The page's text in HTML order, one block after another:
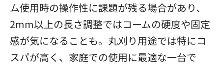
ム使用時の操作性に課題が残る場合があり、
2mm以上の長さ調整ではコームの硬度や固定
感が気になることも。丸刈り用途では特にコ
スパが高く、家庭での使用に最適な一台で